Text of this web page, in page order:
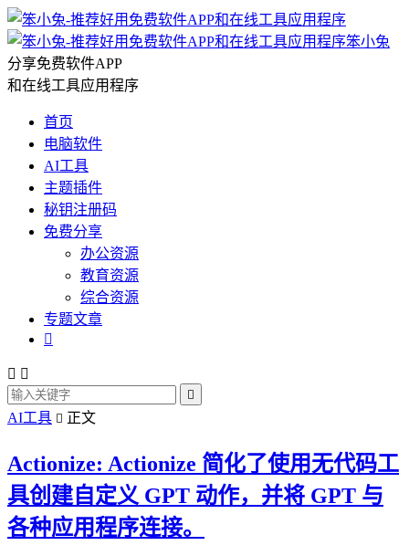
笨小兔
分享免费软件APP
和在线工具应用程序
首页
电脑软件
AI工具
主题插件
秘钥注册码
免费分享
办公资源
教育资源
综合资源
专题文章

 

AI工具  正文
Actionize: Actionize 简化了使用无代码工
具创建自定义 GPT 动作，并将 GPT 与
各种应用程序连接。